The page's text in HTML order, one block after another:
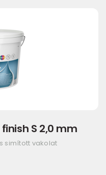
S 2,0 mm
simított vakolat